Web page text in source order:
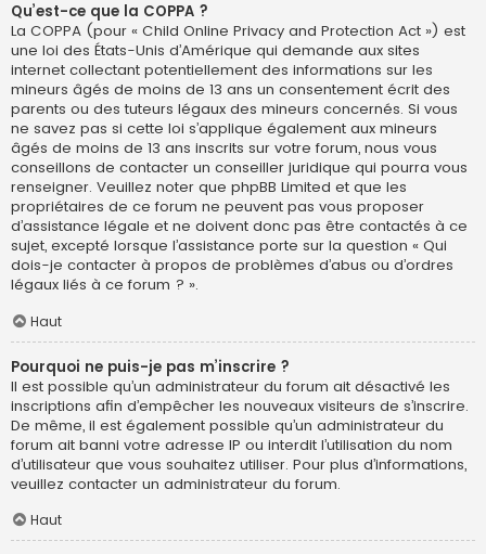
Qu’est-ce que la COPPA ?
La COPPA (pour « Child Online Privacy and Protection Act ») est
une loi des États-Unis d’Amérique qui demande aux sites
internet collectant potentiellement des informations sur les
mineurs âgés de moins de 13 ans un consentement écrit des
parents ou des tuteurs légaux des mineurs concernés. Si vous
ne savez pas si cette loi s’applique également aux mineurs
âgés de moins de 13 ans inscrits sur votre forum, nous vous
conseillons de contacter un conseiller juridique qui pourra vous
renseigner. Veuillez noter que phpBB Limited et que les
propriétaires de ce forum ne peuvent pas vous proposer
d’assistance légale et ne doivent donc pas être contactés à ce
sujet, excepté lorsque l’assistance porte sur la question « Qui
dois-je contacter à propos de problèmes d’abus ou d’ordres
légaux liés à ce forum ? ».
Haut
Pourquoi ne puis-je pas m’inscrire ?
Il est possible qu’un administrateur du forum ait désactivé les
inscriptions afin d’empêcher les nouveaux visiteurs de s’inscrire.
De même, il est également possible qu’un administrateur du
forum ait banni votre adresse IP ou interdit l’utilisation du nom
d’utilisateur que vous souhaitez utiliser. Pour plus d’informations,
veuillez contacter un administrateur du forum.
Haut